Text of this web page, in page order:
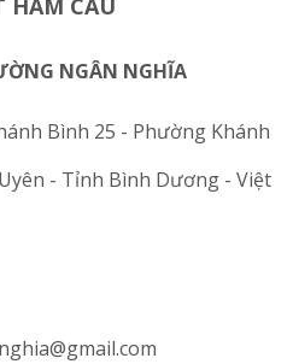
HẦM CẦU
NGÂN NGHĨA
Bình 25 - Phường Khánh
- Tỉnh Bình Dương - Việt